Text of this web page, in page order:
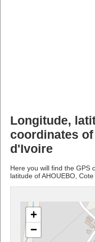
Longitude,
coordinates of
d'Ivoire
Here you will find the GPS
latitude of AHOUEBO, Cote
+
−